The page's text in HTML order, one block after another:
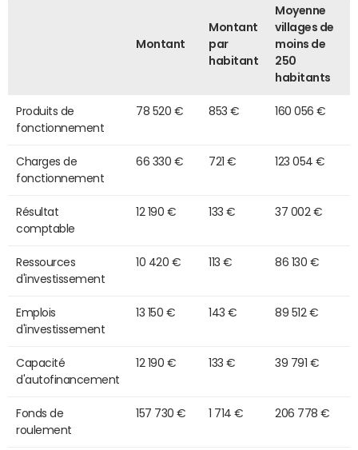
Montant
Montant
par
habitant
Moyenne
villages de
moins de
250
habitants
Produits de
fonctionnement
78 520 € 853 € 160 056 €
Charges de
fonctionnement
66 330 € 721 € 123 054 €
Résultat
comptable
12 190 € 133 € 37 002 €
Ressources
d'investissement
10 420 € 113 € 86 130 €
Emplois
d'investissement
13 150 € 143 € 89 512 €
Capacité
d'autofinancement
12 190 € 133 € 39 791 €
Fonds de
roulement
157 730 € 1 714 € 206 778 €